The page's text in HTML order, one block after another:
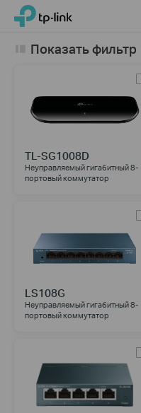
ClickTP-Link, Reliably Smart
Показать фильтр
TL-SG1008D
Неуправляемый гигабитный 8-
портовый коммутатор
LS108G
Неуправляемый гигабитный 8-
портовый коммутатор